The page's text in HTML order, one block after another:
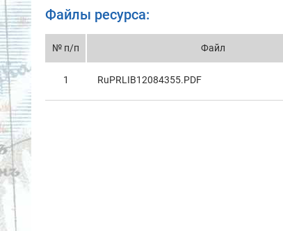
Файлы ресурса:
№ п/п Файл
1 RuPRLIB12084355.PDF